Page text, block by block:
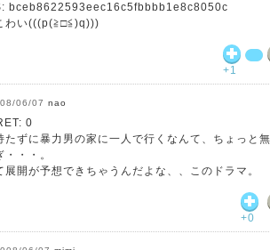
bceb8622593eec16c5fbbbb1e8c8050c
わい(((p(≧□≦)q)))
+1
06/07 nao
0
たずに暴力男の家に一人で行くなんて、ちょっと
・・・。
展開が予想できちゃうんだよな、、このドラマ。
+0